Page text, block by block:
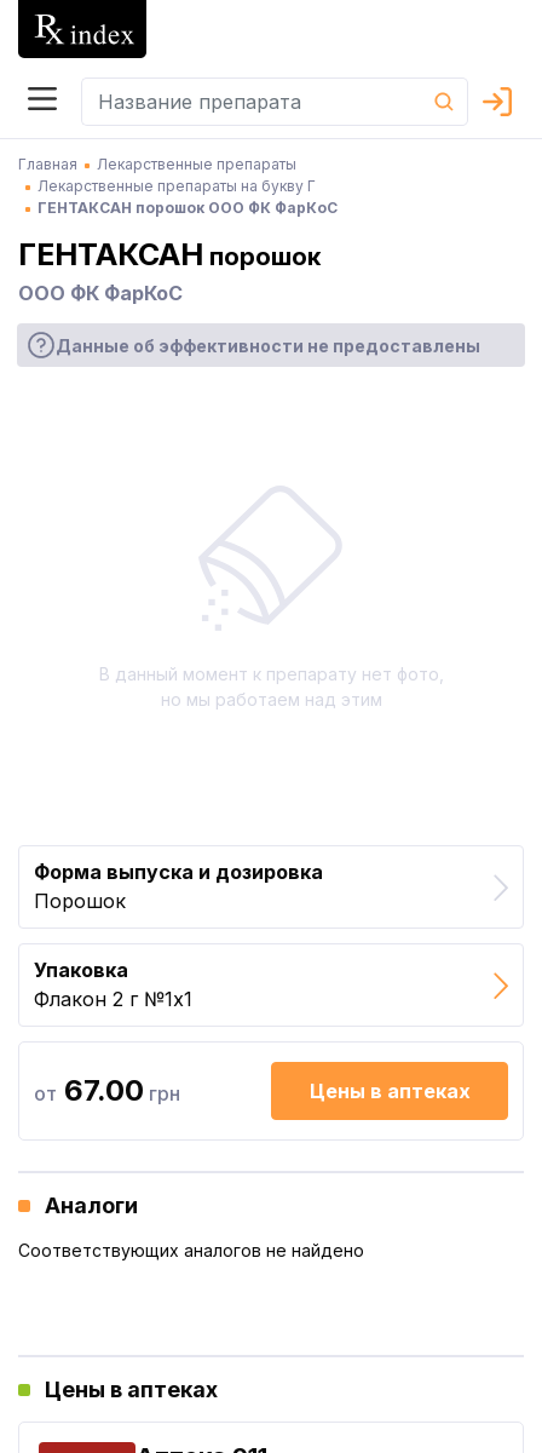
Главная
Лекарственные препараты
Лекарственные препараты на букву Г
ГЕНТАКСАН порошок ООО ФК ФарКоС
ГЕНТАКСАН порошок
ООО ФК ФарКоС
Данные об эффективности не предоставлены
В данный момент к препарату нет фото,
но мы работаем над этим
Форма выпуска и дозировка
Порошок
Упаковка
Флакон 2 г №1x1
от 67.00 грн Цены в аптеках
Аналоги
Соответствующих аналогов не найдено
Цены в аптеках